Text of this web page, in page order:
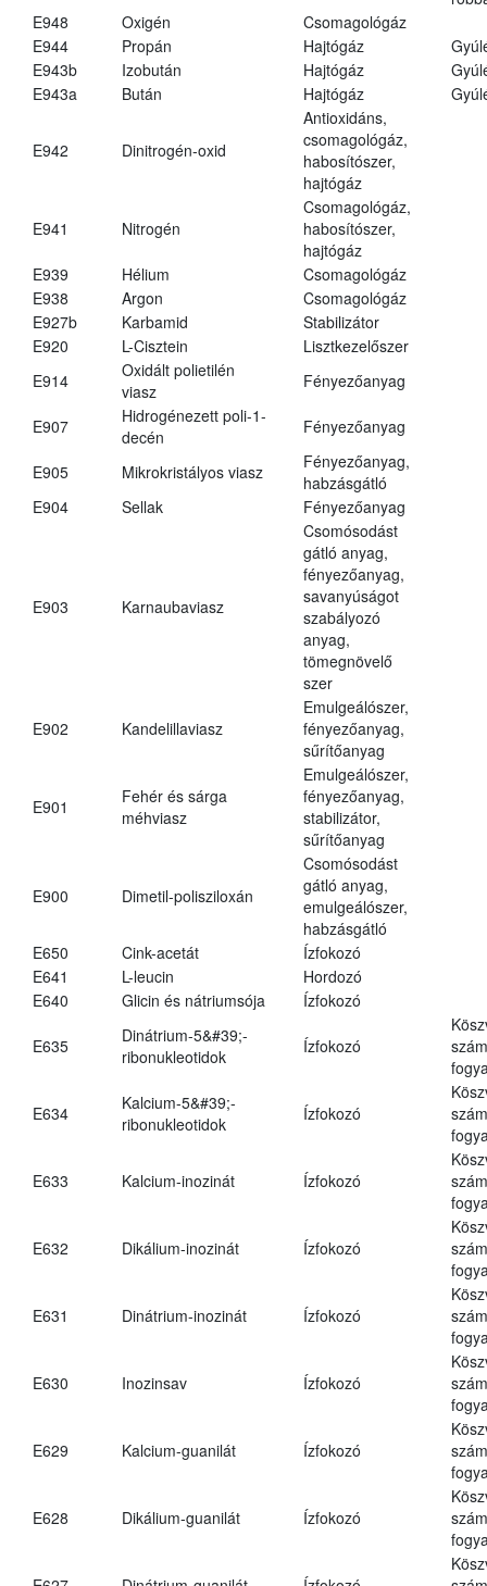
E948
Oxigén
Csomagológáz
E944
Propán Hajtógáz
E943b
Izobután Hajtógáz
E943a
Bután Hajtógáz
E942 Dinitrogén-oxid
Antioxidáns,
csomagológáz,
habosítószer,
hajtógáz
E941 Nitrogén
Csomagológáz,
habosítószer,
hajtógáz
E939
Hélium
Csomagológáz
E938
Argon
Csomagológáz
E927b
Karbamid
Stabilizátor
E920
L-Cisztein
Lisztkezelőszer
E914
Oxidált polietilén
viasz
Fényezőanyag
E907
Hidrogénezett poli-1-
decén
Fényezőanyag
E905 Mikrokristályos viasz
Fényezőanyag,
habzásgátló
E904
Sellak Fényezőanyag
E903 Karnaubaviasz
Csomósodást
gátló anyag,
fényezőanyag,
savanyúságot
szabályozó
anyag,
tömegnövelő
szer
E902 Kandelillaviasz
Emulgeálószer,
fényezőanyag,
sűrítőanyag
E901
Fehér és sárga
méhviasz
Emulgeálószer,
fényezőanyag,
stabilizátor,
sűrítőanyag
E900 Dimetil-polisziloxán
Csomósodást
gátló anyag,
emulgeálószer,
habzásgátló
E650
Cink-acetát
Ízfokozó
E641
L-leucin
Hordozó
E640
Glicin és nátriumsója Ízfokozó
E635
Dinátrium-5&#39;-
ribonukleotidok
Ízfokozó
E634
Kalcium-5&#39;-
ribonukleotidok
Ízfokozó
E633 Kalcium-inozinát Ízfokozó
E632 Dikálium-inozinát Ízfokozó
E631 Dinátrium-inozinát Ízfokozó
E630 Inozinsav Ízfokozó
E629 Kalcium-guanilát Ízfokozó
E628 Dikálium-guanilát Ízfokozó